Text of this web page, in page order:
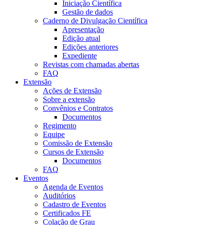
Iniciação Científica
Gestão de dados
Caderno de Divulgação Científica
Apresentação
Edição atual
Edições anteriores
Expediente
Revistas com chamadas abertas
FAQ
Extensão
Ações de Extensão
Sobre a extensão
Convênios e Contratos
Documentos
Regimento
Equipe
Comissão de Extensão
Cursos de Extensão
Documentos
FAQ
Eventos
Agenda de Eventos
Auditórios
Cadastro de Eventos
Certificados FE
Colação de Grau